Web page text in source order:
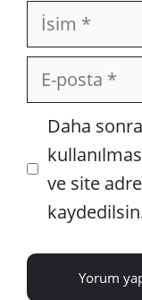
İsim
posta
İnternet
sitesi
Daha
ve site